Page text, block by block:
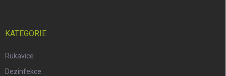
KATEGORIE
Rukavice
Dezinfekce